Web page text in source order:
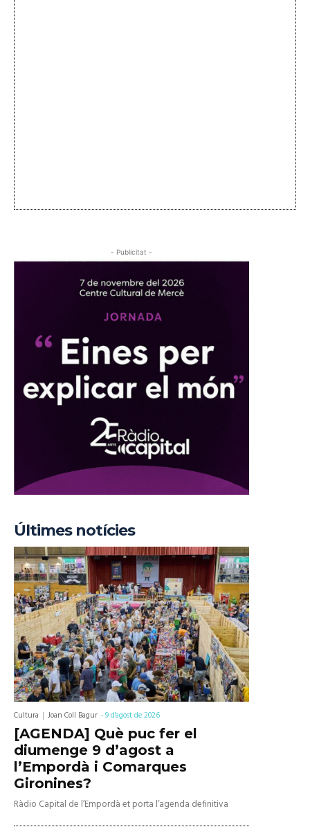
- Publicitat -
Últimes notícies
Cultura Joan Coll Bagur -9 d'agost de 2026
[AGENDA] Què puc fer el
diumenge 9 d’agost a
l’Empordà i Comarques
Gironines?
Ràdio Capital de l’Empordà et porta l’agenda definitiva